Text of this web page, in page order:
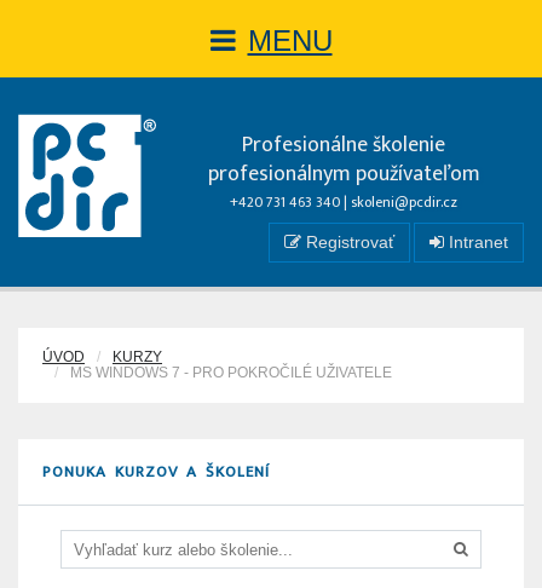
MENU
Profesionálne školenie
profesionálnym používateľom
+420 731 463 340 | skoleni@pcdir.cz
Registrovať Intranet
ÚVOD
KURZY
MS WINDOWS 7 - PRO POKROČILÉ UŽIVATELE
PONUKA KURZOV A ŠKOLENÍ